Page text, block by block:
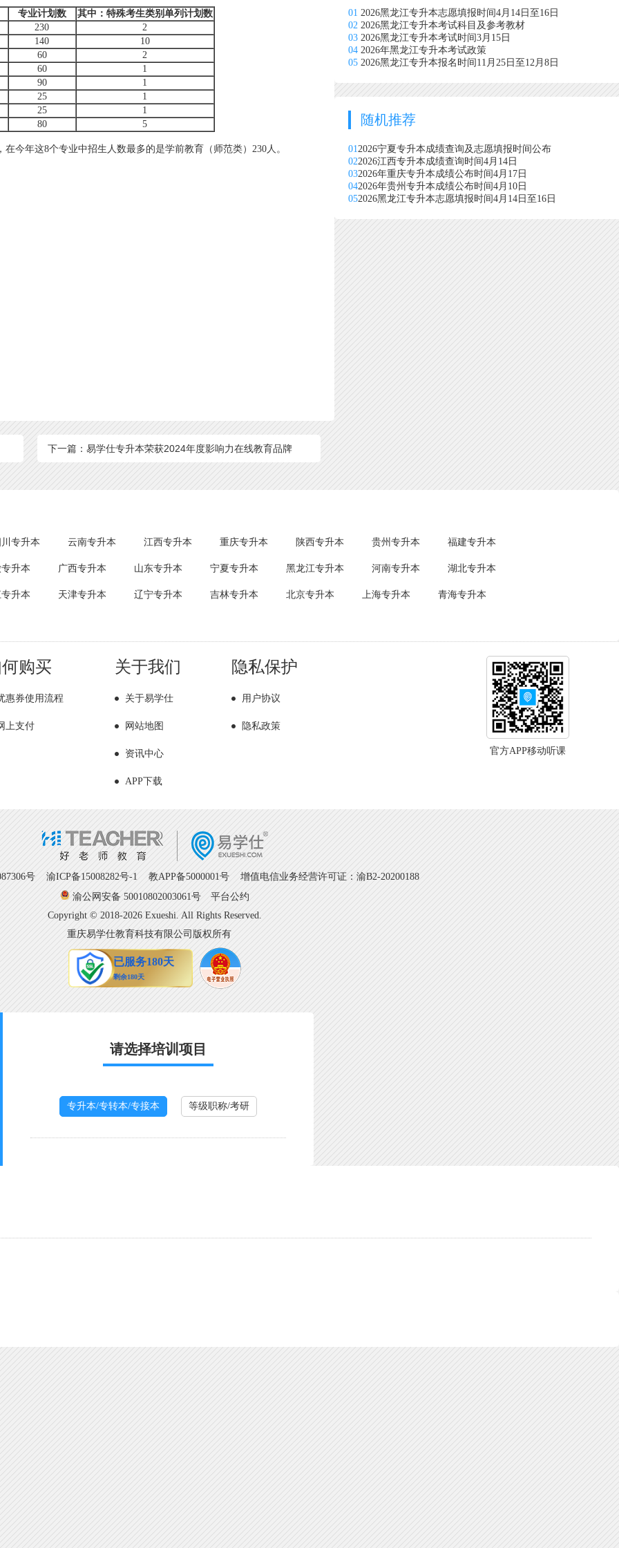
专业计划数
其中：特殊考生类别单列计划数
230
2
140
10
60
2
60
1
90
1
25
1
25
1
80
5
年这8个专业中招生人数最多的是学前教育（师范类）230人。
下一篇：易学仕专升本荣获2024年度影响力在线教育品牌
01 2026黑龙江专升本志愿填报时间4月14日至16日
02 2026黑龙江专升本考试科目及参考教材
03 2026黑龙江专升本考试时间3月15日
04 2026年黑龙江专升本考试政策
05 2026黑龙江专升本报名时间11月25日至12月8日
随机推荐
012026宁夏专升本成绩查询及志愿填报时间公布
022026江西专升本成绩查询时间4月14日
032026年重庆专升本成绩公布时间4月17日
042026年贵州专升本成绩公布时间4月10日
052026黑龙江专升本志愿填报时间4月14日至16日
专升本 云南专升本 江西专升本 重庆专升本 陕西专升本 贵州专升本 福建专升本
升本 广西专升本 山东专升本 宁夏专升本 黑龙江专升本 河南专升本 湖北专升本
升本 天津专升本 辽宁专升本 吉林专升本 北京专升本 上海专升本 青海专升本
购买
惠券使用流程
上支付
关于我们
关于易学仕
网站地图
资讯中心
APP下载
隐私保护
用户协议
隐私政策
官方APP移动听课
号 渝ICP备15008282号-1 教APP备5000001号 增值电信业务经营许可证：渝B2-20200188
渝公网安备 50010802003061号
平台公约
Copyright © 2018-2026 Exueshi. All Rights Reserved.
重庆易学仕教育科技有限公司版权所有
请选择培训项目
专升本/专转本/专接本 等级职称/考研